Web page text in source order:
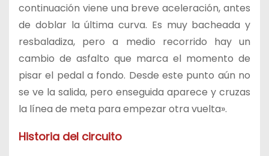
continuación viene una breve aceleración, antes
de doblar la última curva. Es muy bacheada y
resbaladiza, pero a medio recorrido hay un
cambio de asfalto que marca el momento de
pisar el pedal a fondo. Desde este punto aún no
se ve la salida, pero enseguida aparece y cruzas
la línea de meta para empezar otra vuelta».
Historia del circuito